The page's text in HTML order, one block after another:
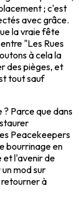
; c'est
avec grâce.
la vraie fête
"Les Rues
à cela la
des pièges, et
tout sauf
? Parce que dans
Peacekeepers
bourrinage en
et l'avenir de
mod sur
à